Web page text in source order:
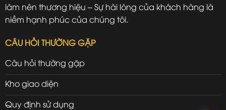
làm nên thương hiệu – Sự hài lòng của khách hàng là
niềm hạnh phúc của chúng tôi.
CÂU HỎI THƯỜNG GẶP
Câu hỏi thường gặp
Kho giao diện
Quy định sử dụng